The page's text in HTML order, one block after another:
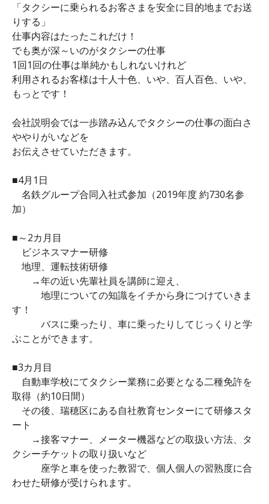
「タクシーに乗られるお客さまを安全に目的地までお送
りする」
仕事内容はたったこれだけ！
でも奥が深～いのがタクシーの仕事
1回1回の仕事は単純かもしれないけれど
利用されるお客様は十人十色、いや、百人百色、いや、
もっとです！
会社説明会では一歩踏み込んでタクシーの仕事の面白さ
ややりがいなどを
お伝えさせていただきます。
■4月1日
名鉄グループ合同入社式参加（2019年度 約730名参
加）
■～2カ月目
ビジネスマナー研修
地理、運転技術研修
→年の近い先輩社員を講師に迎え、
地理についての知識をイチから身につけていきま
す！
バスに乗ったり、車に乗ったりしてじっくりと学
ぶことができます。
■3カ月目
自動車学校にてタクシー業務に必要となる二種免許を
取得（約10日間）
その後、瑞穂区にある自社教育センターにて研修スタ
ート
→接客マナー、メーター機器などの取扱い方法、タ
クシーチケットの取り扱いなど
座学と車を使った教習で、個人個人の習熟度に合
わせた研修が受けられます。